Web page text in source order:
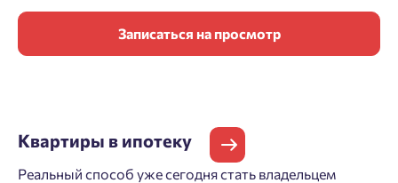
Записаться на просмотр
Квартиры в ипотеку
Реальный способ уже сегодня стать владельцем